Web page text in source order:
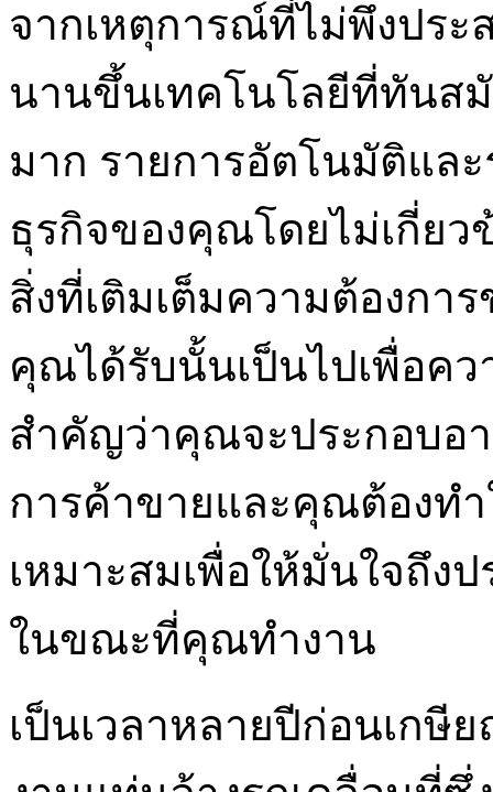
จากเหตุการณ์ที่ไม่พึงประ
นานขึ้นเทคโนโลยีที่ทันส
มาก รายการอัตโนมัติแล
ธุรกิจของคุณโดยไม่เกี่ย
สิ่งที่เติมเต็มความต้องกา
คุณได้รับนั้นเป็นไปเพื่อค
สำคัญว่าคุณจะประกอบอ
การค้าขายและคุณต้องท
เหมาะสมเพื่อให้มั่นใจถึง
ในขณะที่คุณทำงาน
เป็นเวลาหลายปีก่อนเก